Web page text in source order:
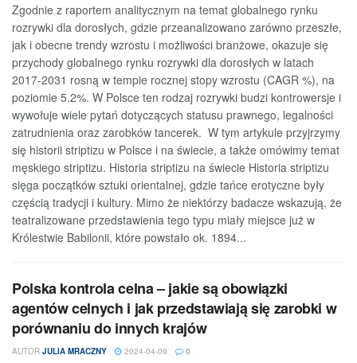
Zgodnie z raportem analitycznym na temat globalnego rynku
rozrywki dla dorosłych, gdzie przeanalizowano zarówno przeszłe,
jak i obecne trendy wzrostu i możliwości branżowe, okazuje się
przychody globalnego rynku rozrywki dla dorosłych w latach
2017-2031 rosną w tempie rocznej stopy wzrostu (CAGR %), na
poziomie 5.2%. W Polsce ten rodzaj rozrywki budzi kontrowersje i
wywołuje wiele pytań dotyczących statusu prawnego, legalności
zatrudnienia oraz zarobków tancerek. W tym artykule przyjrzymy
się historii striptizu w Polsce i na świecie, a także omówimy temat
męskiego striptizu. Historia striptizu na świecie Historia striptizu
sięga początków sztuki orientalnej, gdzie tańce erotyczne były
częścią tradycji i kultury. Mimo że niektórzy badacze wskazują, że
teatralizowane przedstawienia tego typu miały miejsce już w
Królestwie Babilonii, które powstało ok. 1894...
Polska kontrola celna – jakie są obowiązki
agentów celnych i jak przedstawiają się zarobki w
porównaniu do innych krajów
AUTOR JULIA MRACZNY 2024-04-09 0